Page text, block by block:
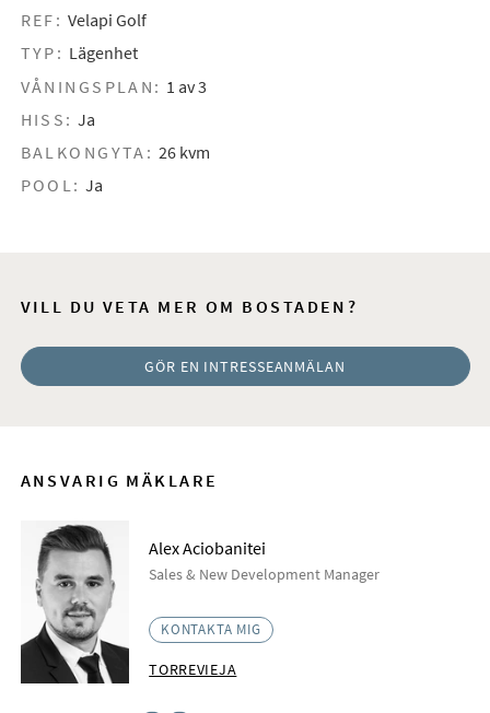
REF: Velapi Golf
TYP: Lägenhet
VÅNINGSPLAN: 1 av 3
HISS: Ja
BALKONGYTA: 26 kvm
POOL: Ja
VILL DU VETA MER OM BOSTADEN?
GÖR EN INTRESSEANMÄLAN
ANSVARIG MÄKLARE
Alex Aciobanitei
Sales & New Development Manager
KONTAKTA MIG
TORREVIEJA